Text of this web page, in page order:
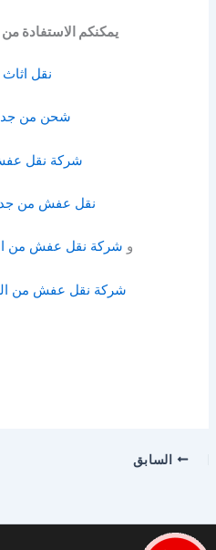
يمكنكم الاستفادة
نقل
شحن من
شركة نقل
نقل عفش من
و شركة نقل عفش من
شركة نقل عفش من
السابق